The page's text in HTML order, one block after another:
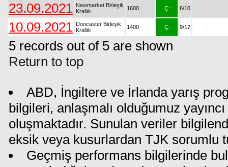
23.09.2021 Newmarket Birleşik
Krallık
1600 Ç: 6/10
10.09.2021 Doncaster Birleşik
Krallık
1400 Ç: 9/17
5 records out of 5 are shown
Return to top
ABD, İngiltere ve İrlanda yarış
bilgileri, anlaşmalı olduğumuz
oluşmaktadır. Sunulan veriler
eksik veya kusurlardan TJK sorumlu
Geçmiş performans bilgilerinde